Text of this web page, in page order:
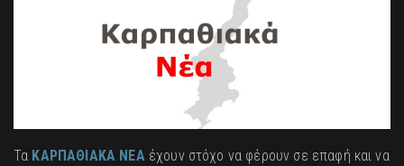
Τα ΚΑΡΠΑΘΙΑΚΑ ΝΕΑέχουν στόχο να φέρουν σε επαφή και να